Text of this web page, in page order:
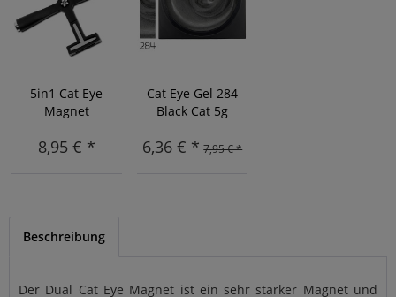
5in1 Cat Eye
Magnet
8,95 € *
Cat Eye Gel 284
Black Cat 5g
6,36 € * 7,95 € *
Beschreibung
Der Dual Cat Eye Magnet ist ein sehr starker Magnet und